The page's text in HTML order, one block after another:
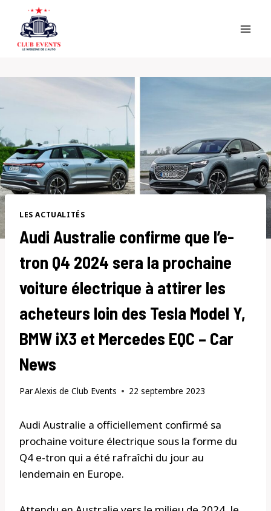
content
LES ACTUALITÉS
Audi Australie confirme que l’e-
tron Q4 2024 sera la prochaine
voiture électrique à attirer les
acheteurs loin des Tesla Model Y,
BMW iX3 et Mercedes EQC – Car
News
ParAlexis de Club Events 22 septembre 2023
Audi Australie a officiellement confirmé sa
prochaine voiture électrique sous la forme du
Q4 e-tron qui a été rafraîchi du jour au
lendemain en Europe.